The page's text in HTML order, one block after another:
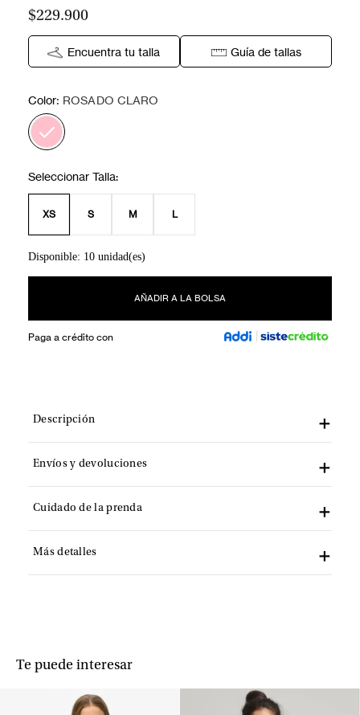
$229.900
Encuentra tu talla Guía de tallas
Color: ROSADO CLARO
XS S M L
Disponible: 10 unidad(es)
AÑADIR A LA BOLSA
Paga a crédito con
Descripción
Envíos y devoluciones
Cuidado de la prenda
Más detalles
Te puede interesar